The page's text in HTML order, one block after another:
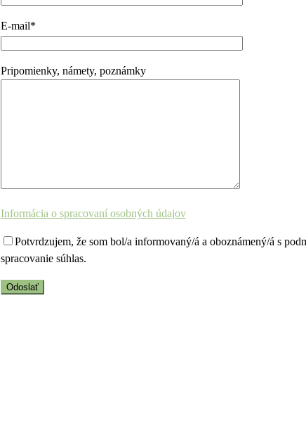
E-mail*
Pripomienky, námety, poznámky
Informácia o spracovaní osobných údajov
Potvrdzujem, že som bol/a informovaný/á a oboznámený/á s
spracovanie súhlas.